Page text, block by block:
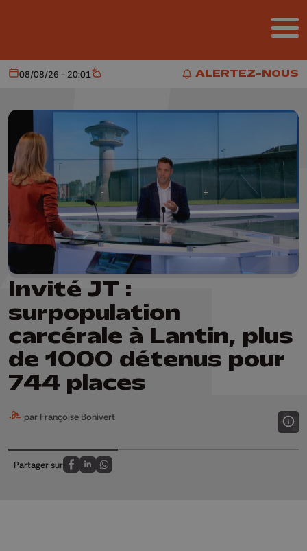
ALERTEZ-NOUS
ALERTEZ-NOUS
Aujourd'hui
08/08/26 - 20:01 Météo
Invité JT :
surpopulation
carcérale à Lantin, plus
de 1000 détenus pour
744 places
par Françoise Bonivert
Partager sur
Partagez sur FaceBook
Partagez sur LinkedIn
Partagez sur Whatsapp